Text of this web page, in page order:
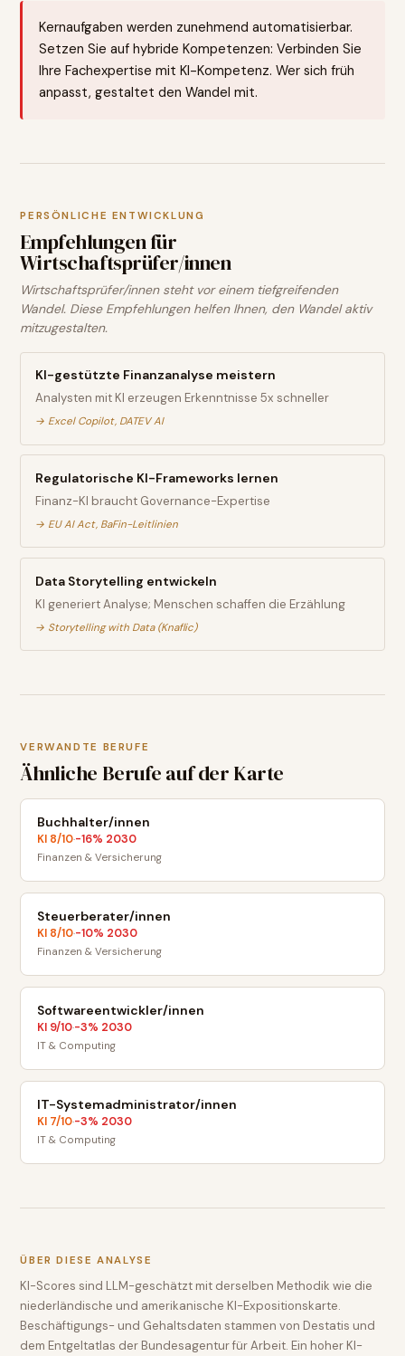
Kernaufgaben werden zunehmend automatisierbar.
Setzen Sie auf hybride Kompetenzen: Verbinden Sie
Ihre Fachexpertise mit KI-Kompetenz. Wer sich früh
anpasst, gestaltet den Wandel mit.
PERSÖNLICHE ENTWICKLUNG
Empfehlungen für
Wirtschaftsprüfer/innen
Wirtschaftsprüfer/innen steht vor einem tiefgreifenden
Wandel. Diese Empfehlungen helfen Ihnen, den Wandel aktiv
mitzugestalten.
KI-gestützte Finanzanalyse meistern
Analysten mit KI erzeugen Erkenntnisse 5x schneller
→ Excel Copilot, DATEV AI
Regulatorische KI-Frameworks lernen
Finanz-KI braucht Governance-Expertise
→ EU AI Act, BaFin-Leitlinien
Data Storytelling entwickeln
KI generiert Analyse; Menschen schaffen die Erzählung
→ Storytelling with Data (Knaflic)
VERWANDTE BERUFE
Ähnliche Berufe auf der Karte
Buchhalter/innen
KI 8/10·-16% 2030
Finanzen & Versicherung
Steuerberater/innen
KI 8/10·-10% 2030
Finanzen & Versicherung
Softwareentwickler/innen
KI 9/10·-3% 2030
IT & Computing
IT-Systemadministrator/innen
KI 7/10·-3% 2030
IT & Computing
ÜBER DIESE ANALYSE
KI-Scores sind LLM-geschätzt mit derselben Methodik wie die
niederländische und amerikanische KI-Expositionskarte.
Beschäftigungs- und Gehaltsdaten stammen von Destatis und
dem Entgeltatlas der Bundesagentur für Arbeit. Ein hoher KI-